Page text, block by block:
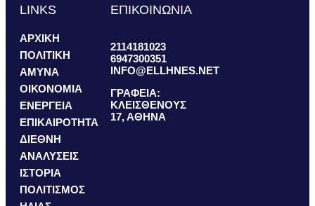
LINKS
ΑΡΧΙΚΗ
ΠΟΛΙΤΙΚΗ
ΑΜΥΝΑ
ΟΙΚΟΝΟΜΙΑ
ΕΝΕΡΓΕΙΑ
ΕΠΙΚΑΙΡΟΤΗΤΑ
ΔΙΕΘΝΗ
ΑΝΑΛΥΣΕΙΣ
ΙΣΤΟΡΙΑ
ΠΟΛΙΤΙΣΜΟΣ
ΕΠΙΚΟΙΝΩΝΙΑ
2114181023
6947300351
INFO@ELLHNES.NET
ΓΡΑΦΕΙΑ:
ΚΛΕΙΣΘΕΝΟΥΣ
17, ΑΘΗΝΑ